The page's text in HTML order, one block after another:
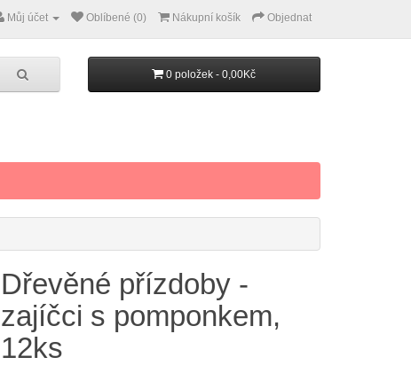
Můj účet Oblíbené (0) Nákupní košík Objednat
0 položek - 0,00Kč
Dřevěné přízdoby -
zajíčci s pomponkem,
12ks